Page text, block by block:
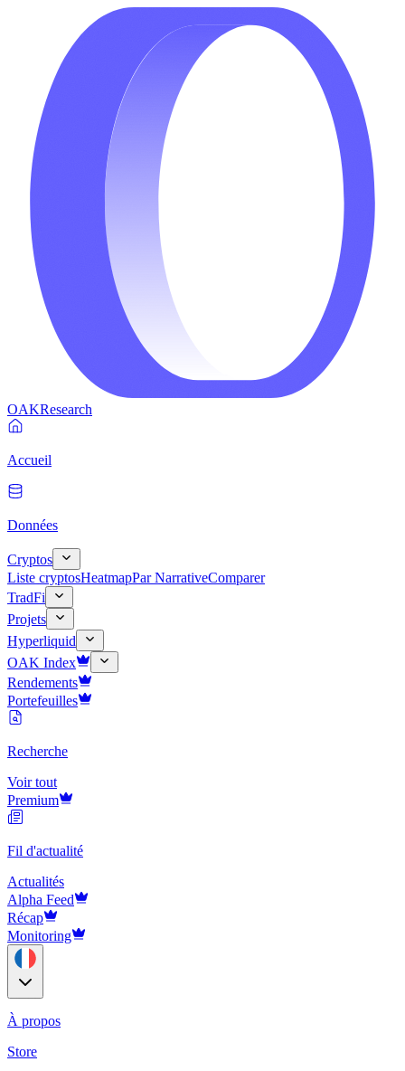
OAKResearch
Accueil
Données
Cryptos
Liste cryptosHeatmapPar NarrativeComparer
TradFi
Projets
Hyperliquid
OAK Index
Rendements
Portefeuilles
Recherche
Voir tout
Premium
Fil d'actualité
Actualités
Alpha Feed
Récap
Monitoring
À propos
Store